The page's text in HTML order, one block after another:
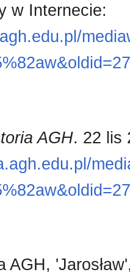
w Internecie:
AGH. 22 lis
AGH,